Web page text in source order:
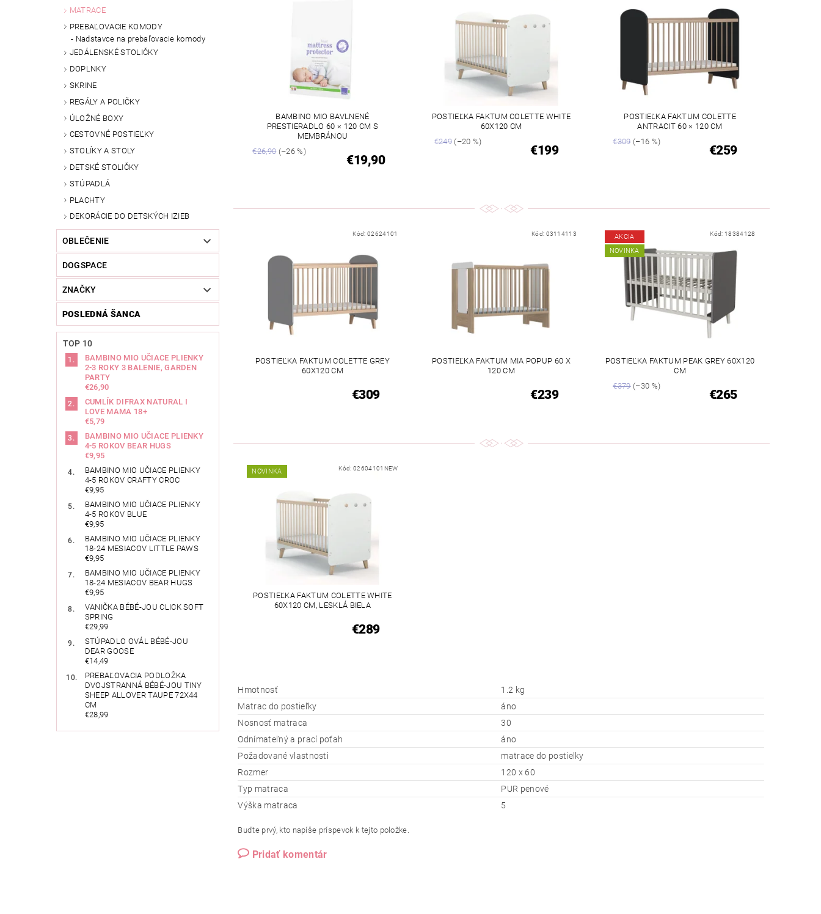
MATRACE
PREBAĽOVACIE KOMODY
Nadstavce na prebaľovacie komody
JEDÁLENSKÉ STOLIČKY
DOPLNKY
SKRINE
REGÁLY A POLIČKY
ÚLOŽNÉ BOXY
CESTOVNÉ POSTIEĽKY
STOLÍKY A STOLY
DETSKÉ STOLIČKY
STÚPADLÁ
PLACHTY
DEKORÁCIE DO DETSKÝCH IZIEB
OBLEČENIE
DOGSPACE
ZNAČKY
POSLEDNÁ ŠANCA
TOP 10
BAMBINO MIO UČIACE PLIENKY
2-3 ROKY 3 BALENIE, GARDEN
PARTY
€26,90
CUMLÍK DIFRAX NATURAL I
LOVE MAMA 18+
€5,79
BAMBINO MIO UČIACE PLIENKY
4-5 ROKOV BEAR HUGS
€9,95
BAMBINO MIO UČIACE PLIENKY
4-5 ROKOV CRAFTY CROC
€9,95
BAMBINO MIO UČIACE PLIENKY
4-5 ROKOV BLUE
€9,95
BAMBINO MIO UČIACE PLIENKY
18-24 MESIACOV LITTLE PAWS
€9,95
BAMBINO MIO UČIACE PLIENKY
18-24 MESIACOV BEAR HUGS
€9,95
VANIČKA BÉBÉ-JOU CLICK SOFT
SPRING
€29,99
STÚPADLO OVÁL BÉBÉ-JOU
DEAR GOOSE
€14,49
PREBAĽOVACIA PODLOŽKA
DVOJSTRANNÁ BÉBÉ-JOU TINY
SHEEP ALLOVER TAUPE 72X44
CM
€28,99
BAMBINO MIO BAVLNENÉ
PRESTIERADLO 60 × 120 CM S
MEMBRÁNOU
€26,90(–26 %)
€19,90
POSTIEĽKA FAKTUM COLETTE WHITE
60X120 CM
€249 (–20 %)
€199
POSTIEĽKA FAKTUM COLETTE
ANTRACIT 60 × 120 CM
€309(–16 %)
€259
Kód: 02624101
POSTIEĽKA FAKTUM COLETTE GREY
60X120 CM
€309
Kód: 03114113
POSTIEĽKA FAKTUM MIA POPUP 60 X
120 CM
€239
AKCIA
NOVINKA
Kód: 18384128
POSTIEĽKA FAKTUM PEAK GREY 60X120
CM
€379(–30 %)
€265
NOVINKA Kód: 02604101NEW
POSTIEĽKA FAKTUM COLETTE WHITE
60X120 CM, LESKLÁ BIELA
€289
Hmotnosť
1.2 kg
Matrac do postieľky
áno
Nosnosť matraca
30
Odnímateľný a prací poťah
áno
Požadované vlastnosti
matrace do postielky
Rozmer
120 x 60
Typ matraca
PUR penové
Výška matraca
5
Buďte prvý, kto napíše príspevok k tejto položke.
Pridať komentár